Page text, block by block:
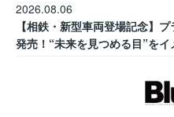
2026.08.06
【相鉄・新型車両登場記念】
発売！“未来を見つめる目”を